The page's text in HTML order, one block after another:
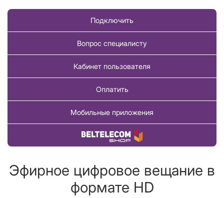
Подключить
Вопрос специалисту
Кабинет пользователя
Оплатить
Мобильные приложения
Купить товар
Эфирное цифровое вещание в
формате HD